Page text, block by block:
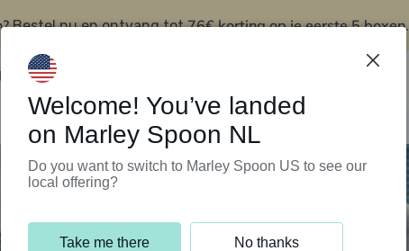
Bestel nu en ontvang tot76€ korting op je eerste 5 boxen.
Klantenservice
Welcome! You’ve landed
on Marley Spoon NL
Do you want to switch to Marley Spoon US to see our
local offering?
Take me there No thanks